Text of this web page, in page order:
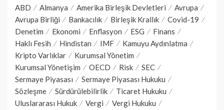
ABD Almanya Amerika Birleşik Devletleri
Avrupa
Avrupa Birliği
Bankacılık Birleşik Krallık
Covid-19
Denetim
Ekonomi Enflasyon ESG
Finans
Haklı Fesih
Hindistan IMF
Kamuyu Aydınlatma
Kripto Varlıklar
Kurumsal Yönetim
Kurumsal Yönetişim
OECD Risk
SEC
Sermaye Piyasası
Sermaye Piyasası Hukuku
Sözleşme
Sürdürülebilirlik
Ticaret Hukuku
Uluslararası Hukuk
Vergi
Vergi Hukuku